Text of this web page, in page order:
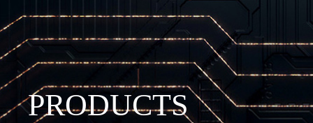
PRODUCTS